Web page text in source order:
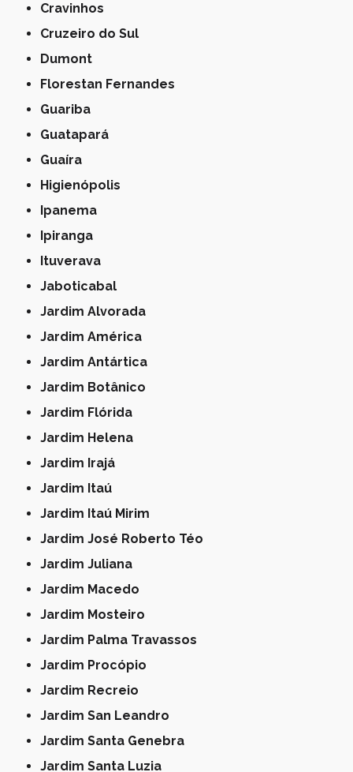
Cravinhos
Cruzeiro do Sul
Dumont
Florestan Fernandes
Guariba
Guatapará
Guaíra
Higienópolis
Ipanema
Ipiranga
Ituverava
Jaboticabal
Jardim Alvorada
Jardim América
Jardim Antártica
Jardim Botânico
Jardim Flórida
Jardim Helena
Jardim Irajá
Jardim Itaú
Jardim Itaú Mirim
Jardim José Roberto Téo
Jardim Juliana
Jardim Macedo
Jardim Mosteiro
Jardim Palma Travassos
Jardim Procópio
Jardim Recreio
Jardim San Leandro
Jardim Santa Genebra
Jardim Santa Luzia